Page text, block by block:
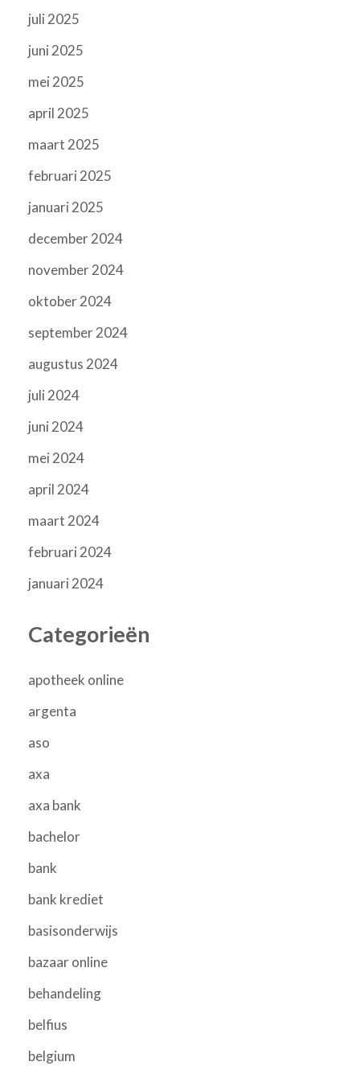
juli 2025
juni 2025
mei 2025
april 2025
maart 2025
februari 2025
januari 2025
december 2024
november 2024
oktober 2024
september 2024
augustus 2024
juli 2024
juni 2024
mei 2024
april 2024
maart 2024
februari 2024
januari 2024
Categorieën
apotheek online
argenta
aso
axa
axa bank
bachelor
bank
bank krediet
basisonderwijs
bazaar online
behandeling
belfius
belgium